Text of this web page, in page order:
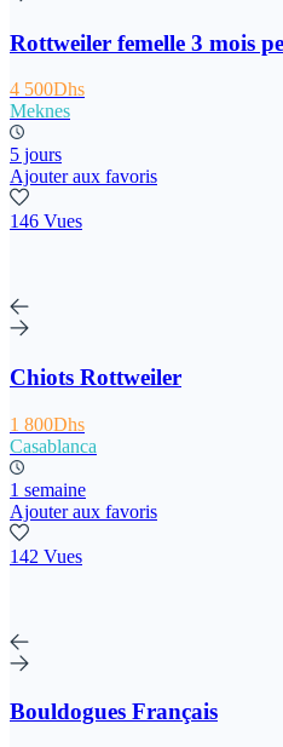
Rottweiler femelle 3 mois
4 500Dhs
Meknes
5 jours
Ajouter aux favoris
146 Vues
Chiots Rottweiler
1 800Dhs
Casablanca
1 semaine
Ajouter aux favoris
142 Vues
Bouldogues Français